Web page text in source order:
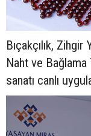
Bıçakçılık, Zihgir
Naht ve Bağlama
sanatı canlı